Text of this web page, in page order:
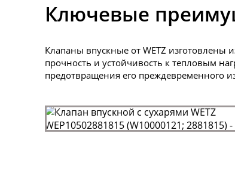
Ключевые
Клапаны впускные от WETZ изготовлены
прочность и устойчивость к тепловым
предотвращения его преждевременного